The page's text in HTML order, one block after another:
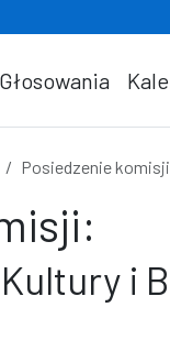
Głosowania
Posiedzenie komisji
i